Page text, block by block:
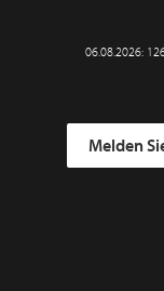
06.08.2026:
Melden